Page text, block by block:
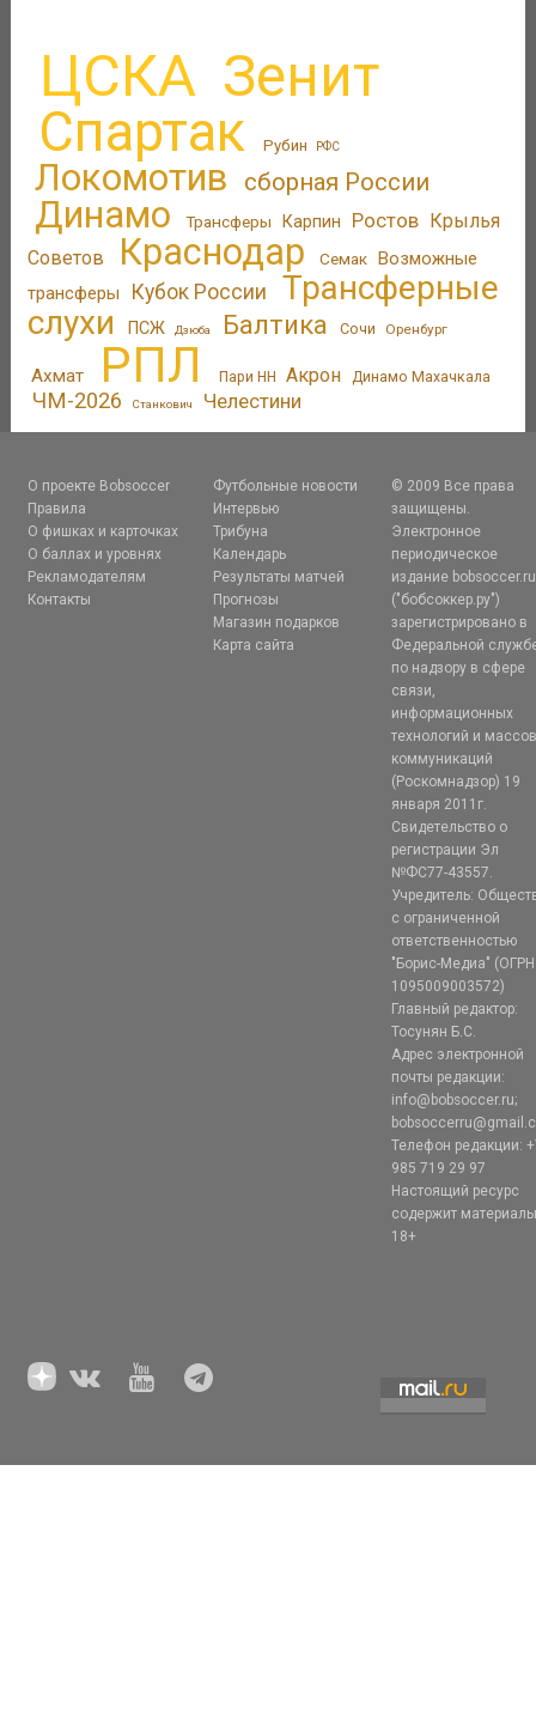
ЦСКА Зенит
Спартак Рубин РФС
Локомотив сборная России
Динамо Трансферы Карпин Ростов
Крылья
Советов
Краснодар Семак Возможные
трансферы
Кубок России
Трансферные
слухи
ПСЖ Дзюба Балтика Сочи Оренбург
Ахмат РПЛ Пари НН Акрон Динамо Махачкала
ЧМ-2026 Станкович Челестини
О проекте Bobsoccer
Правила
О фишках и карточках
О баллах и уровнях
Рекламодателям
Контакты
Футбольные новости
Интервью
Трибуна
Календарь
Результаты матчей
Прогнозы
Магазин подарков
Карта сайта
© 2009 Все права
защищены.
Электронное
периодическое
издание bobsoccer.ru
("бобсоккер.ру")
зарегистрировано в
Федеральной
по надзору в сфере
связи,
информационных
технологий и
коммуникаций
(Роскомнадзор) 19
января 2011г.
Свидетельство о
регистрации Эл
№ФС77-43557.
Учредитель:
с ограниченной
ответственностью
"Борис-Медиа" (ОГРН
1095009003572)
Главный редактор:
Тосунян Б.С.
Адрес электронной
почты редакции:
info@bobsoccer.ru;
Телефон редакции:
985 719 29 97
Настоящий ресурс
содержит
18+